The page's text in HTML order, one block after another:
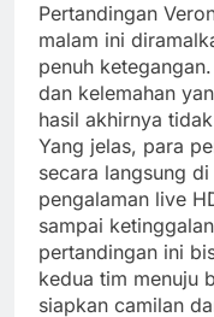
Pertandingan
malam ini
penuh
dan kelemahan
hasil akhirnya
Yang jelas, para
secara langsung
pengalaman live
sampai
pertandingan ini
kedua tim menuju
siapkan camilan